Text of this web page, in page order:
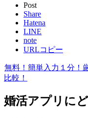
Post
Share
Hatena
LINE
note
URLコピー
無料！簡単入力１分！
比較！
婚活アプリに